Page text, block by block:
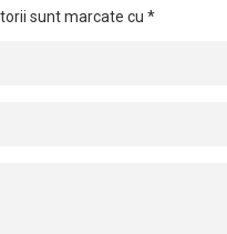
sunt marcate cu *